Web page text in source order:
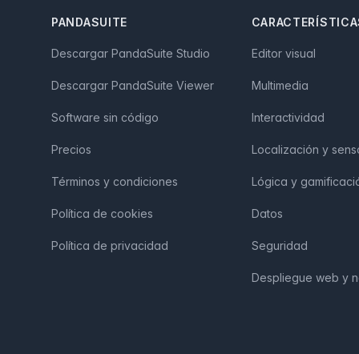
PANDASUITE
Descargar PandaSuite Studio
Descargar PandaSuite Viewer
Software sin código
Precios
Términos y condiciones
Política de cookies
Política de privacidad
Editor visual
Multimedia
Interactividad
Localización y
Lógica y
Datos
Seguridad
Despliegue web y